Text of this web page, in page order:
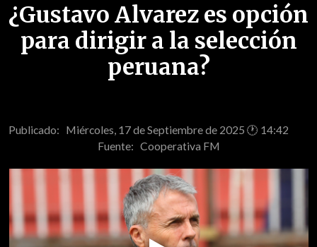
¿Gustavo Alvarez es opción
para dirigir a la selección
peruana?
Publicado: Miércoles, 17 de Septiembre de 2025 🕐 14:42
Fuente: Cooperativa FM